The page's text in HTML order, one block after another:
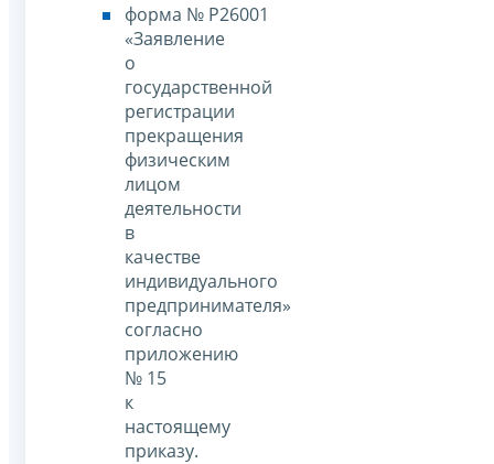
форма № Р26001
«Заявление
о
государственной
регистрации
прекращения
физическим
лицом
деятельности
в
качестве
индивидуального
предпринимателя»
согласно
приложению
№ 15
к
настоящему
приказу.